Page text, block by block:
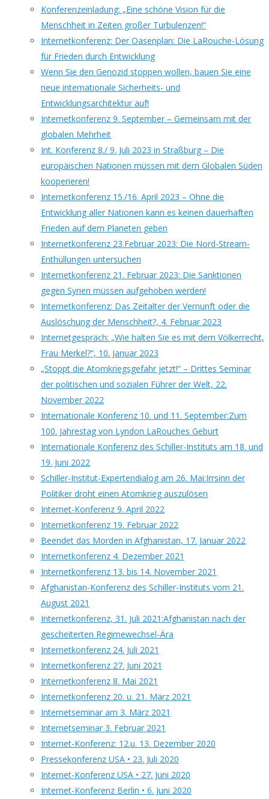
Konferenzeinladung: „Eine schöne Vision für die
Menschheit in Zeiten großer Turbulenzen!“
Internetkonferenz: Der Oasenplan: Die LaRouche-Lösung
für Frieden durch Entwicklung
Wenn Sie den Genozid stoppen wollen, bauen Sie eine
neue internationale Sicherheits- und
Entwicklungsarchitektur auf!
Internetkonferenz 9. September – Gemeinsam mit der
globalen Mehrheit
Int. Konferenz 8./ 9. Juli 2023 in Straßburg – Die
europäischen Nationen müssen mit dem Globalen Süden
kooperieren!
Internetkonferenz 15./16. April 2023 – Ohne die
Entwicklung aller Nationen kann es keinen dauerhaften
Frieden auf dem Planeten geben
Internetkonferenz 23.Februar 2023: Die Nord-Stream-
Enthüllungen untersuchen
Internetkonferenz 21. Februar 2023: Die Sanktionen
gegen Syrien müssen aufgehoben werden!
Internetkonferenz: Das Zeitalter der Vernunft oder die
Auslöschung der Menschheit?, 4. Februar 2023
Internetgespräch: „Wie halten Sie es mit dem Völkerrecht,
Frau Merkel?“, 10. Januar 2023
„Stoppt die Atomkriegsgefahr jetzt!“ – Drittes Seminar
der politischen und sozialen Führer der Welt, 22.
November 2022
Internationale Konferenz 10. und 11. September:Zum
100. Jahrestag von Lyndon LaRouches Geburt
Internationale Konferenz des Schiller-Instituts am 18. und
19. Juni 2022
Schiller-Institut-Expertendialog am 26. Mai:Irrsinn der
Politiker droht einen Atomkrieg auszulösen
Internet-Konferenz 9. April 2022
Internetkonferenz 19. Februar 2022
Beendet das Morden in Afghanistan, 17. Januar 2022
Internetkonferenz 4. Dezember 2021
Internetkonferenz 13. bis 14. November 2021
Afghanistan-Konferenz des Schiller-Instituts vom 21.
August 2021
Internetkonferenz, 31. Juli 2021:Afghanistan nach der
gescheiterten Regimewechsel-Ära
Internetkonferenz 24. Juli 2021
Internetkonferenz 27. Juni 2021
Internetkonferenz 8. Mai 2021
Internetkonferenz 20. u. 21. März 2021
Internetseminar am 3. März 2021
Internetseminar 3. Februar 2021
Internet-Konferenz: 12.u. 13. Dezember 2020
Pressekonferenz USA • 23. Juli 2020
Internet-Konferenz USA • 27. Juni 2020
Internet-Konferenz Berlin • 6. Juni 2020